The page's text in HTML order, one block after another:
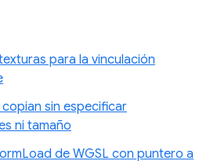
para la vinculación
sin especificar
ni tamaño
de WGSL con puntero a